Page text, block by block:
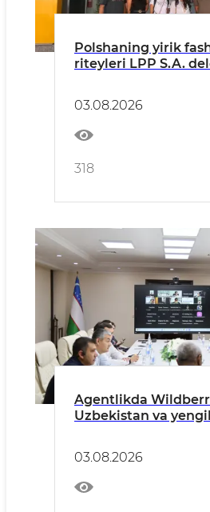
Polshaning yirik
riteyleri LPP S.A.
03.08.2026
318
Agentlikda
Uzbekistan va
03.08.2026